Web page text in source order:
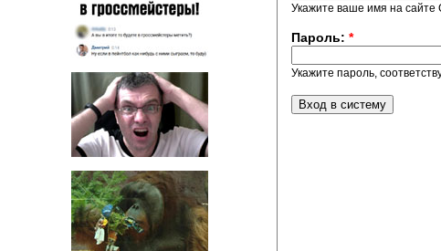
Укажите ваше имя на сайте
Пароль: *
Укажите пароль,